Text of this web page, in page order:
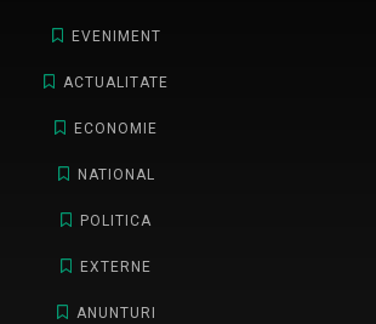
EVENIMENT
ACTUALITATE
ECONOMIE
NATIONAL
POLITICA
EXTERNE
ANUNTURI